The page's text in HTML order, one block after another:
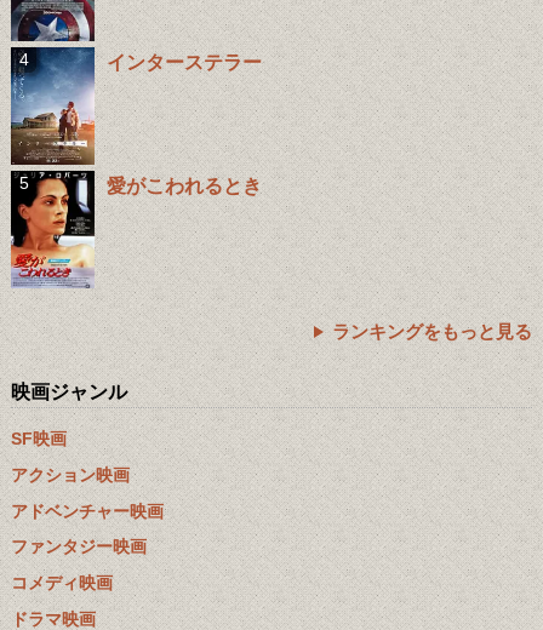
インターステラー
愛がこわれるとき
ランキングをもっと見る
映画ジャンル
SF映画
アクション映画
アドベンチャー映画
ファンタジー映画
コメディ映画
ドラマ映画